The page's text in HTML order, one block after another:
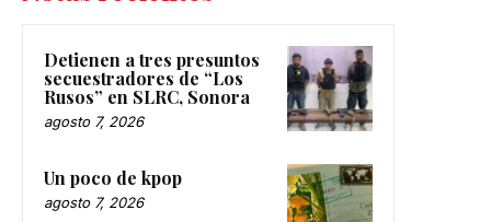
Detienen a tres presuntos
secuestradores de “Los
Rusos” en SLRC, Sonora
agosto 7, 2026
Un poco de kpop
agosto 7, 2026